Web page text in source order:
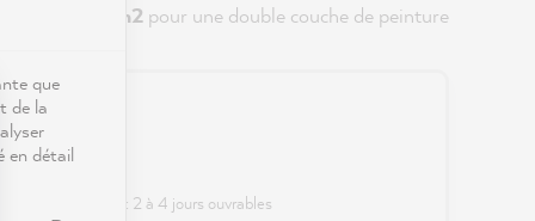
8 m2pour une double couche de peinture
€
frais de port
délai de livraison : 2 à 4 jours ouvrables
que
de la
en détail